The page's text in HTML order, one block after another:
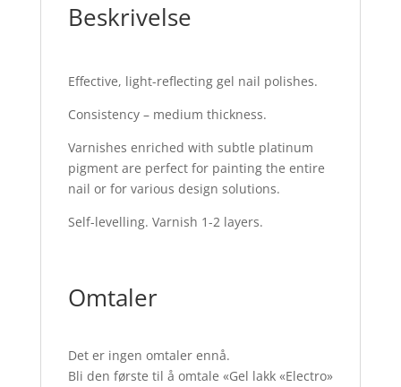
Beskrivelse
Effective, light-reflecting gel nail polishes.
Consistency – medium thickness.
Varnishes enriched with subtle platinum
pigment are perfect for painting the entire
nail or for various design solutions.
Self-levelling. Varnish 1-2 layers.
Omtaler
Det er ingen omtaler ennå.
Bli den første til å omtale «Gel lakk «Electro»